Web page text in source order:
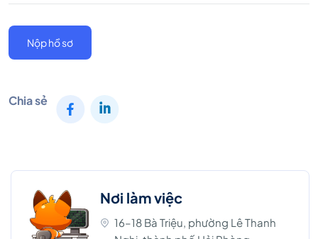
Nộp hồ sơ
Chia sẻ
Nơi làm việc
16–18 Bà Triệu, phường Lê Thanh